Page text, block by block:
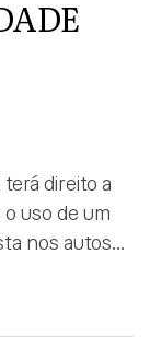
DE
direito a
uso de um
nos autos
A